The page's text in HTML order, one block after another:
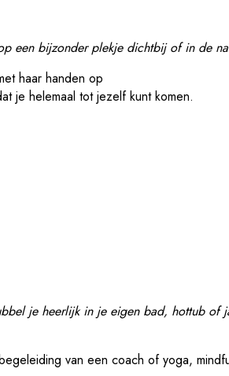
een bijzonder plekje dichtbij of in de
je helemaal tot jezelf kunt komen.
je heerlijk in je eigen bad, hottub of
van een coach of yoga,